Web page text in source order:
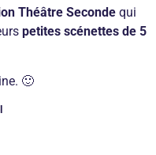
Théâtre Seconde qui
petites scénettes de 5
🙂